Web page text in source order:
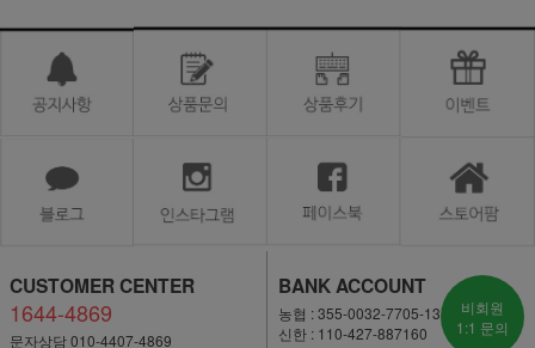
CUSTOMER CENTER
1644-4869
문자상담 010-4407-4869
BANK ACCOUNT
농협 : 355-0032-7705-13
신한 : 110-427-887160
비회원
1:1 문의